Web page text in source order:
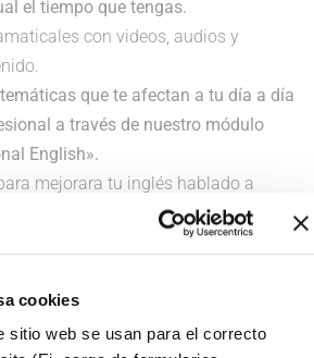
cookies
sitio web se usan para el correcto
el tiempo que tengas.
con videos, audios y
que te afectan a tu día a día
a través de nuestro módulo
English».
mejorara tu inglés hablado a
específicos: Reading, Sound Native,
PLANES DE SUSCRIPCIÓN!